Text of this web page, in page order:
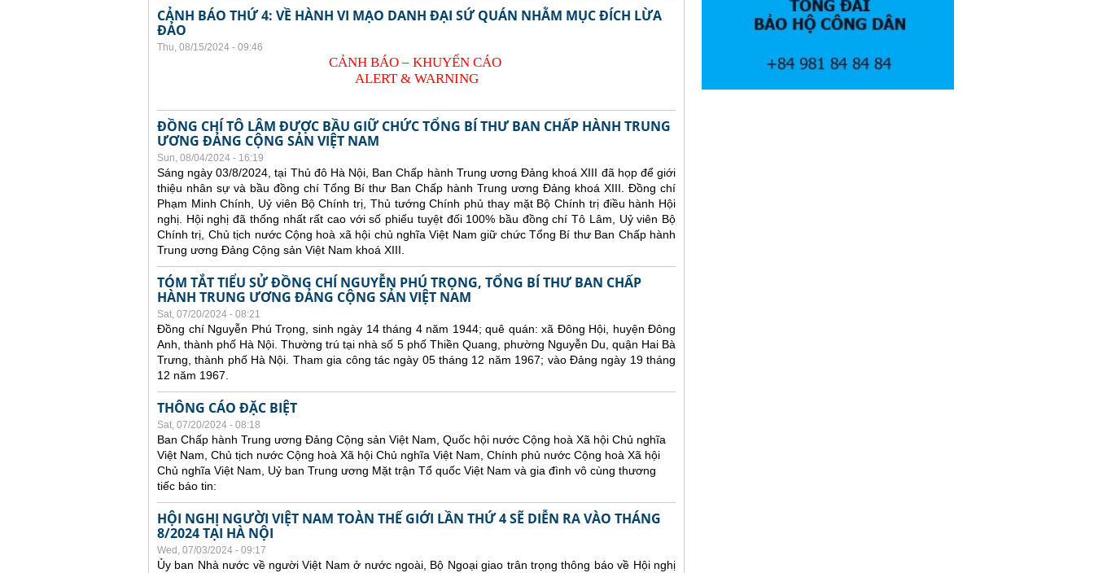
CẢNH BÁO THỨ 4: VỀ HÀNH VI MẠO DANH ĐẠI SỨ QUÁN NHẰM MỤC ĐÍCH LỪA
ĐẢO
Thu, 08/15/2024 - 09:46
CẢNH BÁO – KHUYẾN CÁO
ALERT & WARNING
ĐỒNG CHÍ TÔ LÂM ĐƯỢC BẦU GIỮ CHỨC TỔNG BÍ THƯ BAN CHẤP HÀNH TRUNG
ƯƠNG ĐẢNG CỘNG SẢN VIỆT NAM
Sun, 08/04/2024 - 16:19
Sáng ngày 03/8/2024, tại Thủ đô Hà Nội, Ban Chấp hành Trung ương Đảng khoá XIII đã họp để giới
thiệu nhân sự và bầu đồng chí Tổng Bí thư Ban Chấp hành Trung ương Đảng khoá XIII. Đồng chí
Phạm Minh Chính, Uỷ viên Bộ Chính trị, Thủ tướng Chính phủ thay mặt Bộ Chính trị điều hành Hội
nghị. Hội nghị đã thống nhất rất cao với số phiếu tuyệt đối 100% bầu đồng chí Tô Lâm, Uỷ viên Bộ
Chính trị, Chủ tịch nước Cộng hoà xã hội chủ nghĩa Việt Nam giữ chức Tổng Bí thư Ban Chấp hành
Trung ương Đảng Cộng sản Việt Nam khoá XIII.
TÓM TẮT TIỂU SỬ ĐỒNG CHÍ NGUYỄN PHÚ TRỌNG, TỔNG BÍ THƯ BAN CHẤP
HÀNH TRUNG ƯƠNG ĐẢNG CỘNG SẢN VIỆT NAM
Sat, 07/20/2024 - 08:21
Đồng chí Nguyễn Phú Trọng, sinh ngày 14 tháng 4 năm 1944; quê quán: xã Đông Hội, huyện Đông
Anh, thành phố Hà Nội. Thường trú tại nhà số 5 phố Thiền Quang, phường Nguyễn Du, quận Hai Bà
Trưng, thành phố Hà Nội. Tham gia công tác ngày 05 tháng 12 năm 1967; vào Đảng ngày 19 tháng
12 năm 1967.
THÔNG CÁO ĐẶC BIỆT
Sat, 07/20/2024 - 08:18
Ban Chấp hành Trung ương Đảng Cộng sản Việt Nam, Quốc hội nước Cộng hoà Xã hội Chủ nghĩa
Việt Nam, Chủ tịch nước Cộng hoà Xã hội Chủ nghĩa Việt Nam, Chính phủ nước Cộng hoà Xã hội
Chủ nghĩa Việt Nam, Uỷ ban Trung ương Mặt trận Tổ quốc Việt Nam và gia đình vô cùng thương
tiếc báo tin:
HỘI NGHỊ NGƯỜI VIỆT NAM TOÀN THẾ GIỚI LẦN THỨ 4 SẼ DIỄN RA VÀO THÁNG
8/2024 TẠI HÀ NỘI
Wed, 07/03/2024 - 09:17
Ủy ban Nhà nước về người Việt Nam ở nước ngoài, Bộ Ngoại giao trân trọng thông báo về Hội nghị